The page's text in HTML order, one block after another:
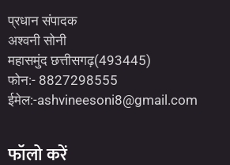
प्रधान संपादक
अश्वनी सोनी
महासमुंद छत्तीसगढ़(493445)
फोन:- 8827298555
ईमेल:-ashvineesoni8@gmail.com
फॉलो करें